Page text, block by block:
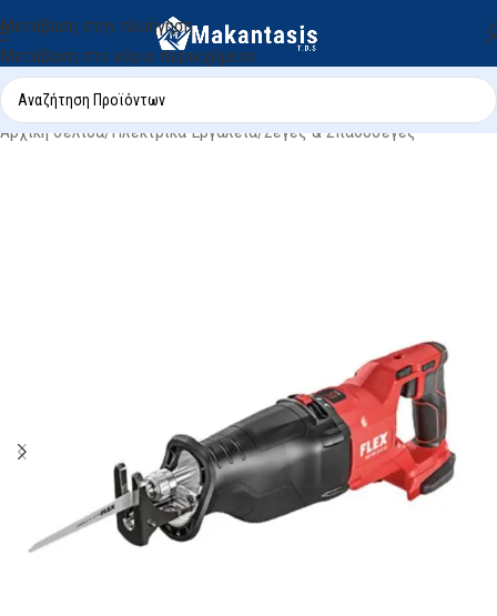
Μετάβαση στην πλοήγηση
Μετάβαση στο κύριο περιεχόμενο
Αρχική σελίδα/Ηλεκτρικά Εργαλεία/Σέγες & Σπαθοσέγες